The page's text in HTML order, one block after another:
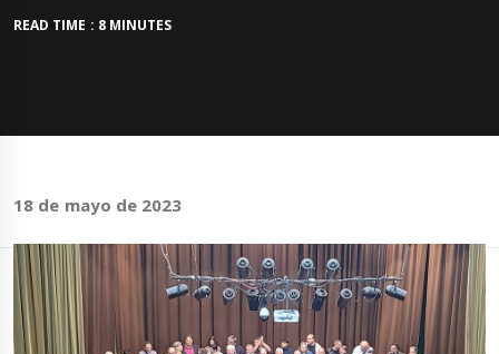
READ TIME : 8 MINUTES
18 de mayo de 2023